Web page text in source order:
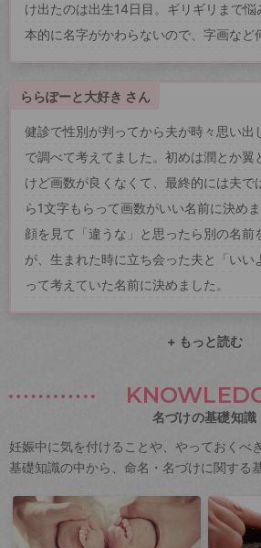
け出たのは出生14日目。ギリギリまで
本的に名字がかわらないので、字画など
ららぽーと大好き さん
健診で性別が判ってから夫が時々思い出
で調べて考えてました。初めは潤とか翼
けど画数が良くなくて、最終的には夫で
ら1文字もらって画数がいい名前に決め
顔を見て「違うな」と思ったら別の名前
が、生まれた時に立ち会った夫と「いい
って考えていた名前に決めました。
+ もっと読む
名づけの基礎知識
妊娠中に気を付けることや、やっておくべ
基礎知識の中から、命名・名づけに関する